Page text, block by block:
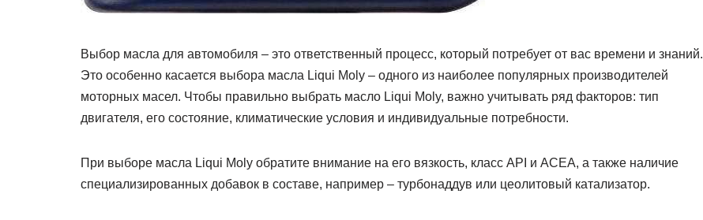
Выбор масла для автомобиля – это ответственный процесс, который потребует от вас времени и знаний.
Это особенно касается выбора масла Liqui Moly – одного из наиболее популярных производителей
моторных масел. Чтобы правильно выбрать масло Liqui Moly, важно учитывать ряд факторов: тип
двигателя, его состояние, климатические условия и индивидуальные потребности.
При выборе масла Liqui Moly обратите внимание на его вязкость, класс API и ACEA, а также наличие
специализированных добавок в составе, например – турбонаддув или цеолитовый катализатор.